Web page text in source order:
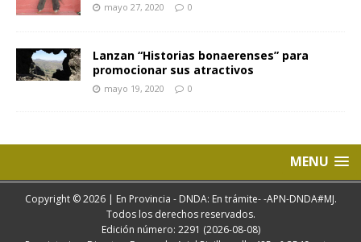
mayo 27, 2020 0
Lanzan “Historias bonaerenses” para
promocionar sus atractivos
mayo 19, 2020 0
MENU
Copyright © 2026 | En Provincia - DNDA: En trámite- -APN-DNDA#MJ.
Todos los derechos reservados.
Edición número: 2291 (2026-08-08)